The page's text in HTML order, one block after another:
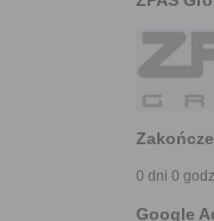
0 dni 0
Google